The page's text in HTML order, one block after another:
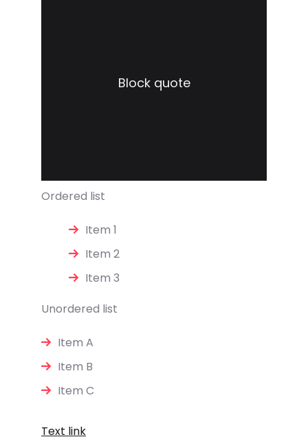
Block quote
Ordered list
Item 1
Item 2
Item 3
Unordered list
Item A
Item B
Item C
Text link